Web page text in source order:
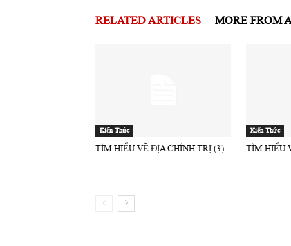
RELATED ARTICLES MORE FROM
Kiến Thức
TÌM HIỂU VỀ ĐỊA CHÍNH TRỊ (3)
Kiến Thức
TÌM HIỂU